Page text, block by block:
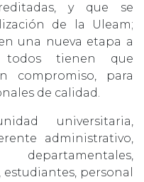
y que se
de la Uleam;
una nueva etapa a
todos tienen que
compromiso, para
de calidad.
universitaria,
administrativo,
personal